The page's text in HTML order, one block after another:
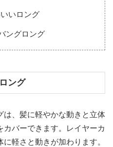
いロング
ングロング
ング
は、髪に軽やかな動きと立体
バーできます。レイヤーカ
軽さと動きが加わります。